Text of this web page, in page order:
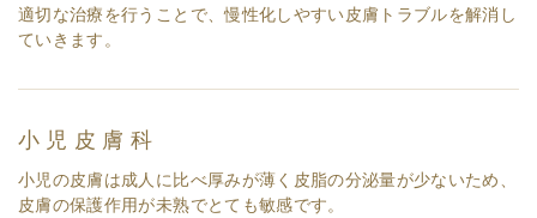
適切な治療を行うことで、慢性化しやすい皮膚トラブルを解消し
ていきます。
小児皮膚科
小児の皮膚は成人に比べ厚みが薄く皮脂の分泌量が少ないため、
皮膚の保護作用が未熟でとても敏感です。